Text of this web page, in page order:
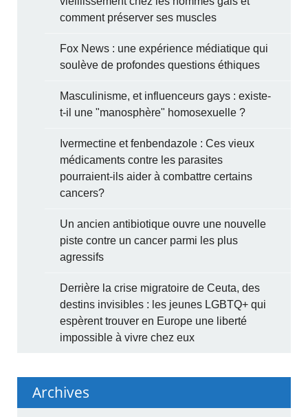
comment préserver ses muscles
Fox News : une expérience médiatique qui
soulève de profondes questions éthiques
Masculinisme, et influenceurs gays : existe-
t-il une "manosphère" homosexuelle ?
Ivermectine et fenbendazole : Ces vieux
médicaments contre les parasites
pourraient-ils aider à combattre certains
cancers?
Un ancien antibiotique ouvre une nouvelle
piste contre un cancer parmi les plus
agressifs
Derrière la crise migratoire de Ceuta, des
destins invisibles : les jeunes LGBTQ+ qui
espèrent trouver en Europe une liberté
impossible à vivre chez eux
Archives